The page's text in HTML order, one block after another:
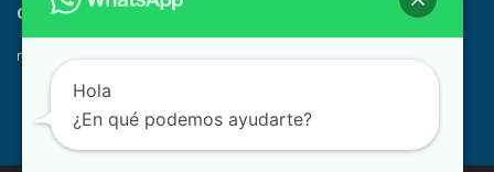
Correo Electrónico:
notificacionesjudiciales@suramerica.edu.co
Hola
¿En qué podemos ayudarte?